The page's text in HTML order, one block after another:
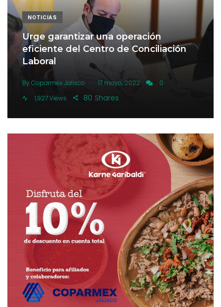
NOTICIAS
Urge garantizar una operación
eficiente del Centro de Conciliación
Laboral
By Coparmex Jalisco . 17 mayo, 2022
0
1,927 Views
Shares
80